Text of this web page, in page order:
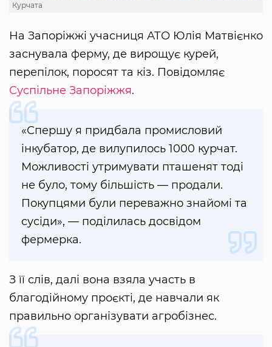
Курчата
На Запоріжжі учасниця АТО Юлія Матвієнко
заснувала ферму, де вирощує курей,
перепілок, поросят та кіз. Повідомляє
Суспільне Запоріжжя.
«Спершу я придбала промисловий
інкубатор, де вилупилось 1000 курчат.
Можливості утримувати пташенят тоді
не було, тому більшість — продали.
Покупцями були переважно знайомі та
сусіди», — поділилась досвідом
фермерка.
З її слів, далі вона взяла участь в
благодійному проєкті, де навчали як
правильно організувати агробізнес.